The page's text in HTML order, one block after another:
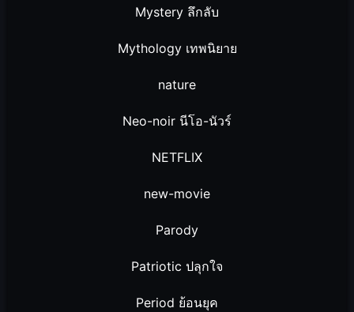
Mystery ลึกลับ
Mythology เทพนิยาย
nature
Neo-noir นีโอ-นัวร์
NETFLIX
new-movie
Parody
Patriotic ปลุกใจ
Period ย้อนยุค